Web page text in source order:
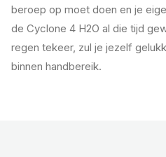
beroep op moet doen en je
de Cyclone 4 H2O al die tijd
regen tekeer, zul je jezelf
binnen handbereik.